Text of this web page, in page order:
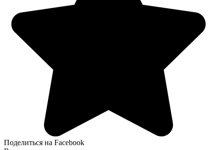
Поделиться на Facebook